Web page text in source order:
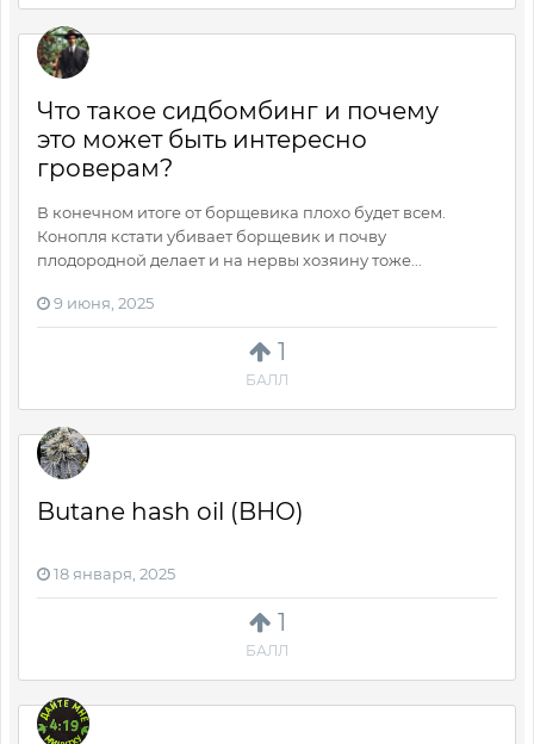
1
БАЛЛ
Что такое сидбомбинг и почему
это может быть интересно
гроверам?
В конечном итоге от борщевика плохо будет всем.
Конопля кстати убивает борщевик и почву
плодородной делает и на нервы хозяину тоже...
9 июня, 2025
1
БАЛЛ
Butane hash oil (BHO)
18 января, 2025